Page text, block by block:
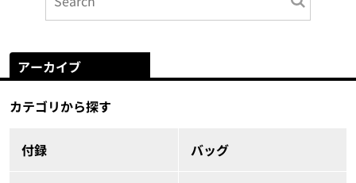
アーカイブ
カテゴリから探す
付録 バッグ